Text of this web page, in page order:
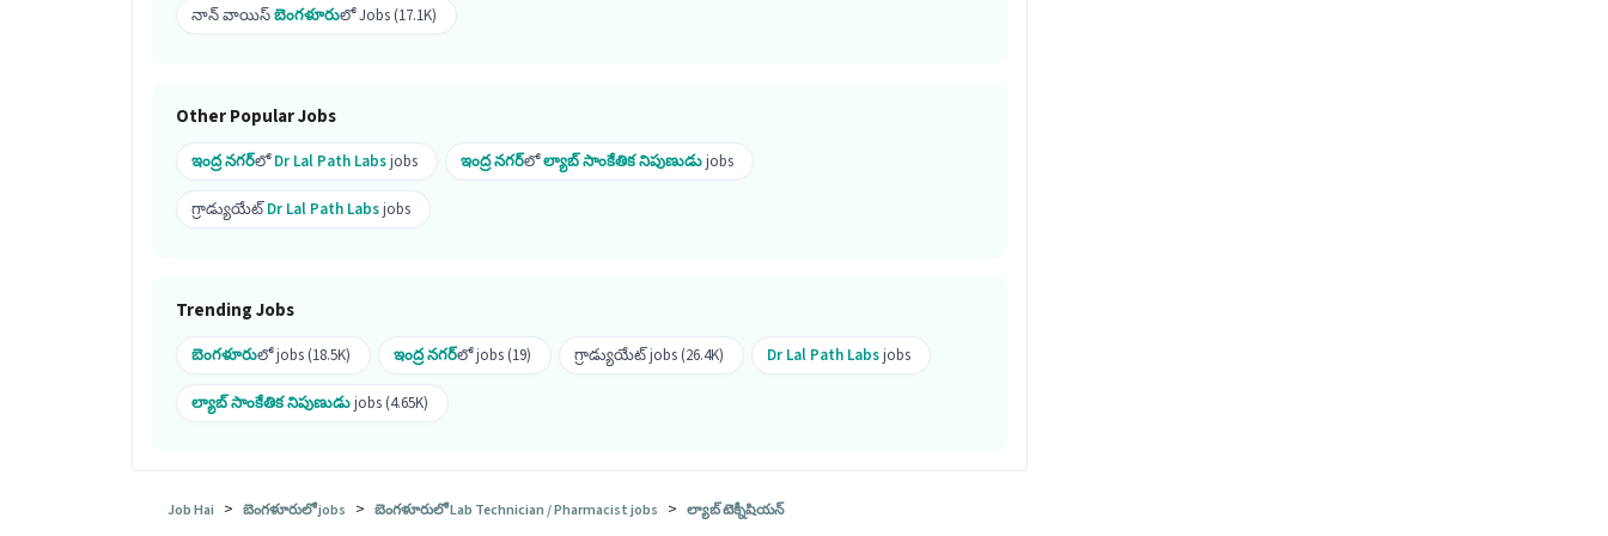
అభ్యర్థులు మరింత సమాచారం కోసం HRకు call చేయవచ్చు.
నాన్ వాయిస్బెంగళూరులో Jobs (17.1K)
Other Popular Jobs
ఇంద్ర నగర్లోDr Lal Path Labsjobs ఇంద్ర నగర్లోల్యాబ్ సాంకేతిక నిపుణుడుjobs
గ్రాడ్యుయేట్Dr Lal Path Labsjobs
Trending Jobs
బెంగళూరులో jobs (18.5K) ఇంద్ర నగర్లో jobs (19) గ్రాడ్యుయేట్ jobs (26.4K) Dr Lal Path Labsjobs
ల్యాబ్ సాంకేతిక నిపుణుడుjobs (4.65K)
Job Hai > బెంగళూరులో jobs > బెంగళూరులో Lab Technician / Pharmacist jobs > ల్యాబ్ టెక్నీషియన్